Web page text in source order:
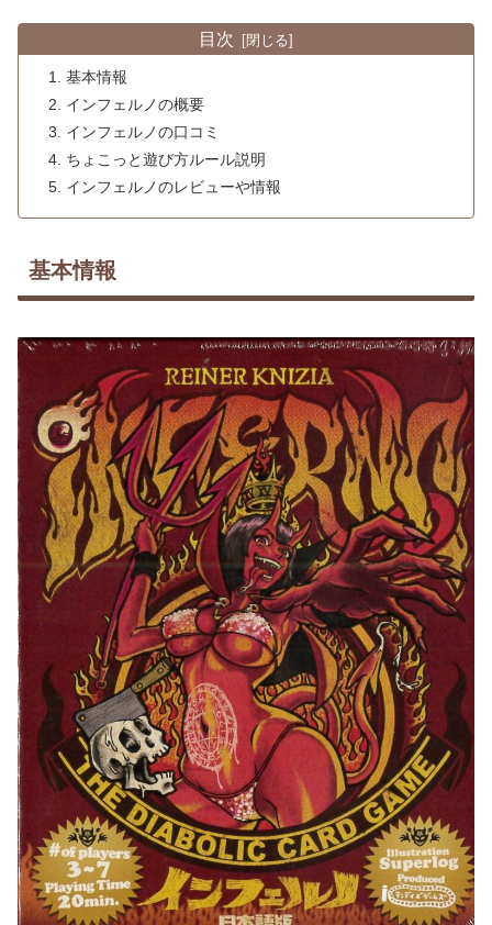
目次
基本情報
インフェルノの概要
インフェルノの口コミ
ちょこっと遊び方ルール説明
インフェルノのレビューや情報
基本情報